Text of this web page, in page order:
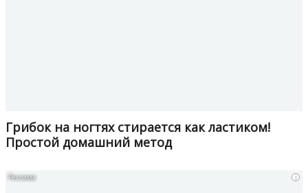
Грибок на ногтях стирается как ластиком!
Простой домашний метод
i